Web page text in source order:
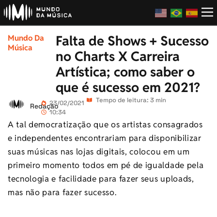
Mundo Da
Música
Falta de Shows + Sucesso
no Charts X Carreira
Artística; como saber o
que é sucesso em 2021?
Redação23/02/2021
10:34
Tempo de leitura: 3 min
A tal democratização que os artistas consagrados
e independentes encontrariam para disponibilizar
suas músicas nas lojas digitais, colocou em um
primeiro momento todos em pé de igualdade pela
tecnologia e facilidade para fazer seus uploads,
mas não para fazer sucesso.